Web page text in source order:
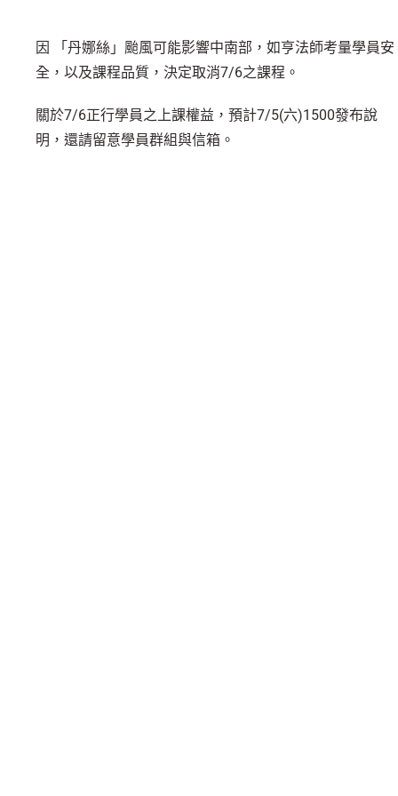
因 「丹娜絲」颱風可能影響中南部，如亨法師考量學員安
全，以及課程品質，決定取消7/6之課程。
關於7/6正行學員之上課權益，預計7/5(六)1500發布說
明，還請留意學員群組與信箱。